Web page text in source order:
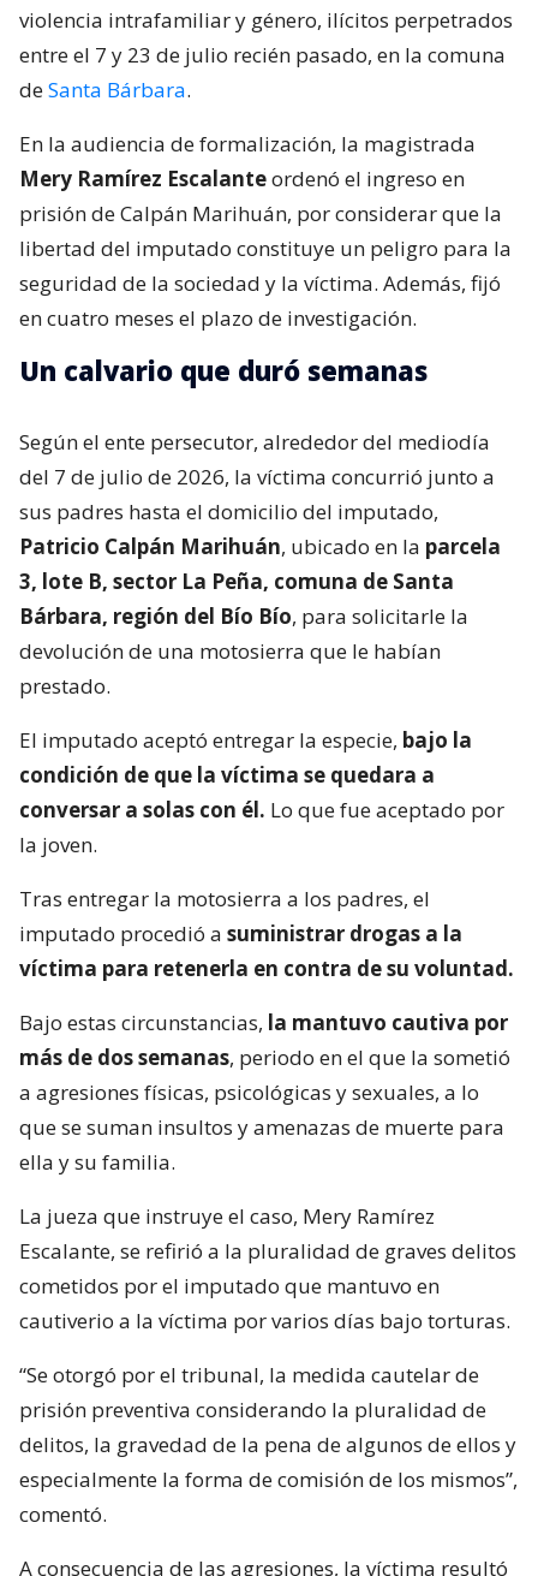
violencia intrafamiliar y género, ilícitos perpetrados
entre el 7 y 23 de julio recién pasado, en la comuna
deSanta Bárbara.
En la audiencia de formalización, la magistrada
Mery Ramírez Escalanteordenó el ingreso en
prisión de Calpán Marihuán, por considerar que la
libertad del imputado constituye un peligro para la
seguridad de la sociedad y la víctima. Además, fijó
en cuatro meses el plazo de investigación.
Un calvario que duró semanas
Según el ente persecutor, alrededor del mediodía
del 7 de julio de 2026, la víctima concurrió junto a
sus padres hasta el domicilio del imputado,
Patricio Calpán Marihuán, ubicado en la parcela
3, lote B, sector La Peña, comuna de Santa
Bárbara, región del Bío Bío, para solicitarle la
devolución de una motosierra que le habían
prestado.
El imputado aceptó entregar la especie, bajo la
condición de que la víctima se quedara a
conversar a solas con él. Lo que fue aceptado por
la joven.
Tras entregar la motosierra a los padres, el
imputado procedió a suministrar drogas a la
víctima para retenerla en contra de su voluntad.
Bajo estas circunstancias, la mantuvo cautiva por
más de dos semanas, periodo en el que la sometió
a agresiones físicas, psicológicas y sexuales, a lo
que se suman insultos y amenazas de muerte para
ella y su familia.
La jueza que instruye el caso, Mery Ramírez
Escalante, se refirió a la pluralidad de graves delitos
cometidos por el imputado que mantuvo en
cautiverio a la víctima por varios días bajo torturas.
“Se otorgó por el tribunal, la medida cautelar de
prisión preventiva considerando la pluralidad de
delitos, la gravedad de la pena de algunos de ellos y
especialmente la forma de comisión de los mismos”,
comentó.
A consecuencia de las agresiones, la víctima resultó